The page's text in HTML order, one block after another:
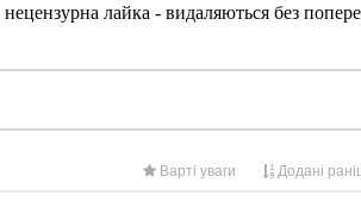
лайка - видаляються без